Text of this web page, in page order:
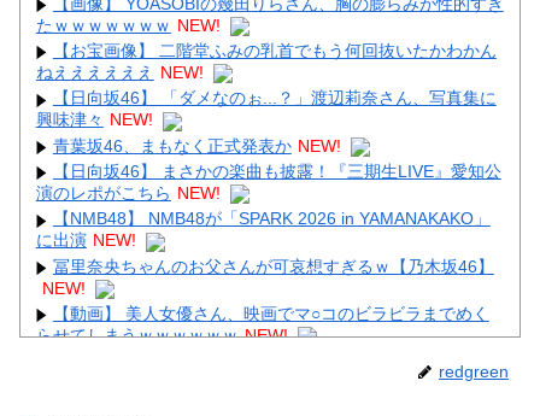
Powered by livedoor 相互RSS
たｗｗｗｗｗｗｗ NEW!
【お宝画像】 二階堂ふみの乳首でもう何回抜いたかわかん
ねええええええ
NEW!
【日向坂46】 「ダメなのぉ...？」渡辺莉奈さん、写真集に
興味津々 NEW!
青葉坂46、まもなく正式発表か NEW!
【日向坂46】 まさかの楽曲も披露！『三期生LIVE』愛知公
演のレポがこちら NEW!
【NMB48】 NMB48が「SPARK 2026 in YAMANAKAKO」
に出演 NEW!
冨里奈央ちゃんのお父さんが可哀想すぎるｗ【乃木坂46】
NEW!
【動画】 美人女優さん、映画でマ○コのビラビラまでめく
らせてしまうｗｗｗｗｗｗ NEW!
【画像】 テレ東の深夜がスゴイ、セクシー女優のナマ乳を
redgreen